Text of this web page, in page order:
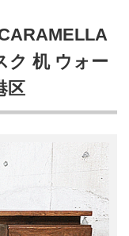
ク 机 ウォー
区